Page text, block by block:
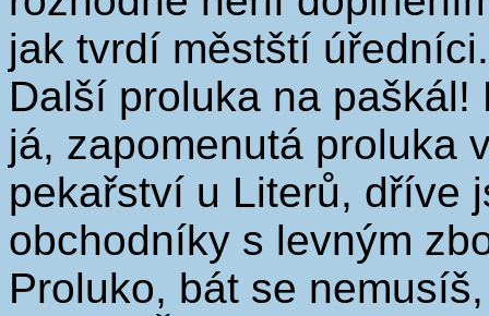
jak tvrdí městští úředníci.
Další proluka na paškál!
já, zapomenutá proluka
pekařství u Literů, dříve
obchodníky s levným
Proluko, bát se